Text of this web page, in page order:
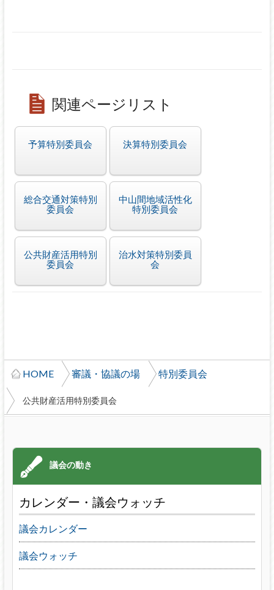
関連ページリスト
予算特別委員会 決算特別委員会
総合交通対策特別
委員会
中山間地域活性化
特別委員会
公共財産活用特別
委員会
治水対策特別委員
会
HOME 審議・協議の場 特別委員会
公共財産活用特別委員会
カレンダー・議会ウォッチ
議会カレンダー
議会ウォッチ